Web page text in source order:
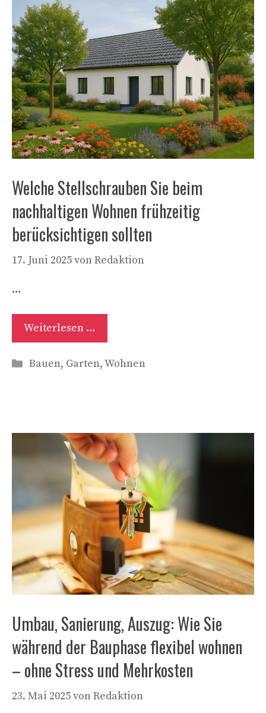
Welche Stellschrauben Sie beim
nachhaltigen Wohnen frühzeitig
berücksichtigen sollten
17. Juni 2025vonRedaktion
…
Weiterlesen …
Kategorien
Bauen, Garten,Wohnen
Umbau, Sanierung, Auszug: Wie Sie
während der Bauphase flexibel wohnen
– ohne Stress und Mehrkosten
23. Mai 2025vonRedaktion